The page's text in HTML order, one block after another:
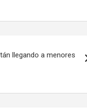
llegando a menores